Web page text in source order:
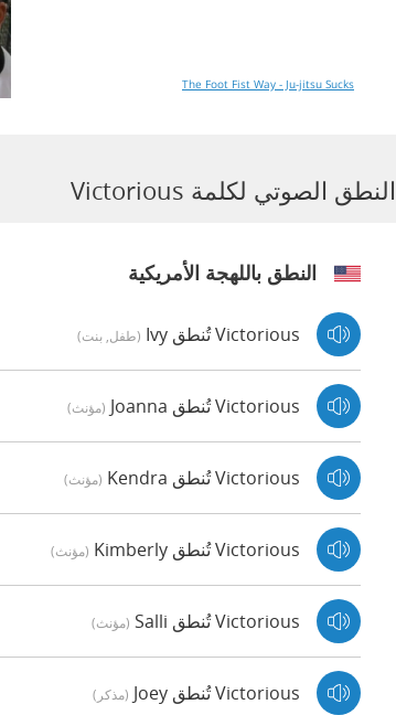
The Foot Fist Way - Ju-jitsu Sucks
النطق الصوتي لكلمة Victorious
النطق باللهجة الأمريكية
Victorious تُنطق Ivy (طفل, بنت)
Victorious تُنطق Joanna (مؤنث)
Victorious تُنطق Kendra (مؤنث)
Victorious تُنطق Kimberly (مؤنث)
Victorious تُنطق Salli (مؤنث)
Victorious تُنطق Joey (مذكر)